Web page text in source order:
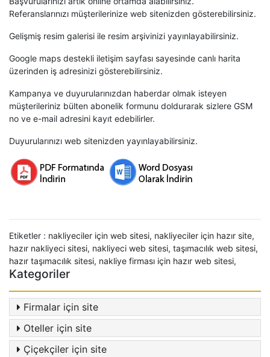
Referanslarınızı müşterilerinize web sitenizden gösterebilirsiniz.
Gelişmiş resim galerisi ile resim arşivinizi yayınlayabilirsiniz.
Google maps destekli iletişim sayfası sayesinde canlı harita
üzerinden iş adresinizi gösterebilirsiniz.
Kampanya ve duyurularınızdan haberdar olmak isteyen
müşterileriniz bülten abonelik formunu doldurarak sizlere GSM
no ve e-mail adresini kayıt edebilirler.
Duyurularınızı web sitenizden yayınlayabilirsiniz.
Etiketler : nakliyeciler için web sitesi, nakliyeciler için hazır site,
hazır nakliyeci sitesi, nakliyeci web sitesi, taşımacılık web sitesi,
hazır taşımacılık sitesi, nakliye firması için hazır web sitesi,
Kategoriler
Firmalar için site
Oteller için site
Çiçekçiler için site